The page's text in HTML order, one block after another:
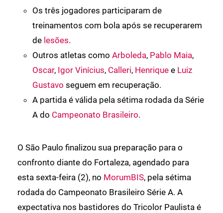
Os três jogadores participaram de
treinamentos com bola após se recuperarem
de lesões.
Outros atletas como Arboleda, Pablo Maia,
Oscar, Igor Vinícius, Calleri, Henrique e Luiz
Gustavo seguem em recuperação.
A partida é válida pela sétima rodada da Série
A do Campeonato Brasileiro.
O São Paulo finalizou sua preparação para o
confronto diante do Fortaleza, agendado para
esta sexta-feira (2), no MorumBIS, pela sétima
rodada do Campeonato Brasileiro Série A. A
expectativa nos bastidores do Tricolor Paulista é